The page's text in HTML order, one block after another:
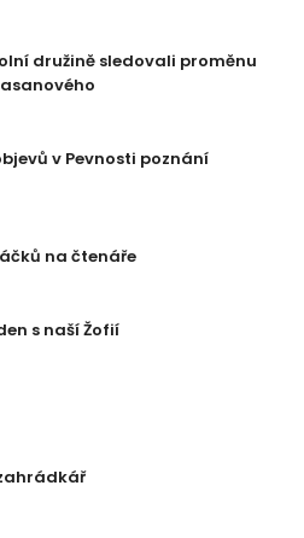
družině sledovali proměnu
v Pevnosti poznání
na čtenáře
s naší Žofií